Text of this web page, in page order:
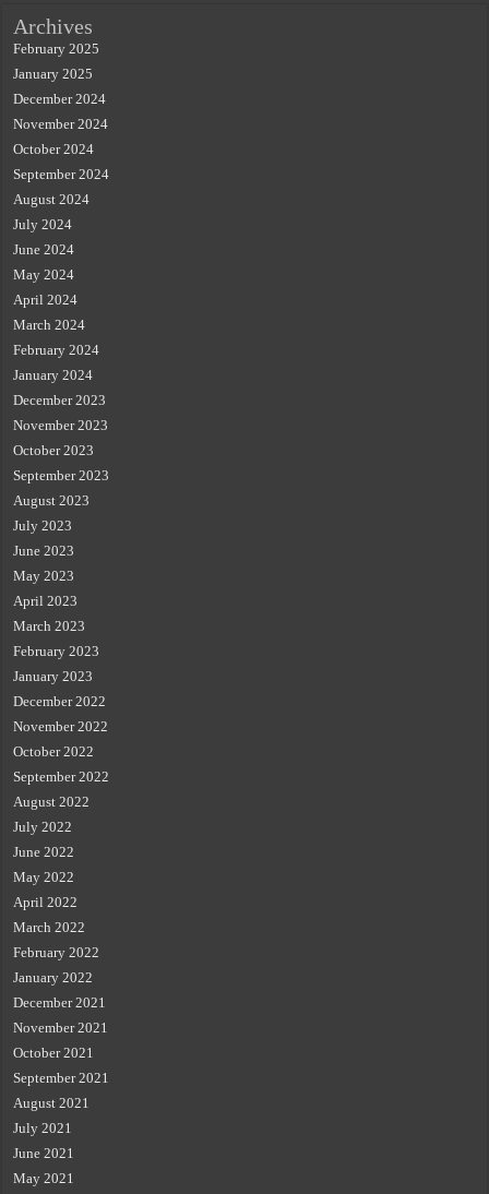
Archives
February 2025
January 2025
December 2024
November 2024
October 2024
September 2024
August 2024
July 2024
June 2024
May 2024
April 2024
March 2024
February 2024
January 2024
December 2023
November 2023
October 2023
September 2023
August 2023
July 2023
June 2023
May 2023
April 2023
March 2023
February 2023
January 2023
December 2022
November 2022
October 2022
September 2022
August 2022
July 2022
June 2022
May 2022
April 2022
March 2022
February 2022
January 2022
December 2021
November 2021
October 2021
September 2021
August 2021
July 2021
June 2021
May 2021